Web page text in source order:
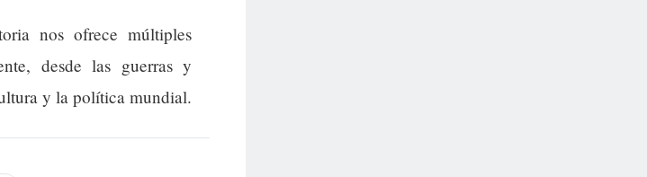
nos ofrece múltiples
desde las guerras y
y la política mundial.